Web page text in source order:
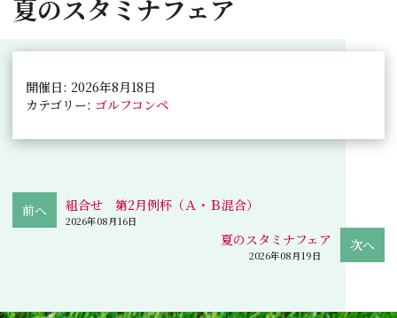
夏のスタミナフェア
開催日: 2026年8月18日
カテゴリー: ゴルフコンペ
組合せ 第2月例杯（Ａ・Ｂ混合）
2026年08月16日
夏のスタミナフェア
2026年08月19日